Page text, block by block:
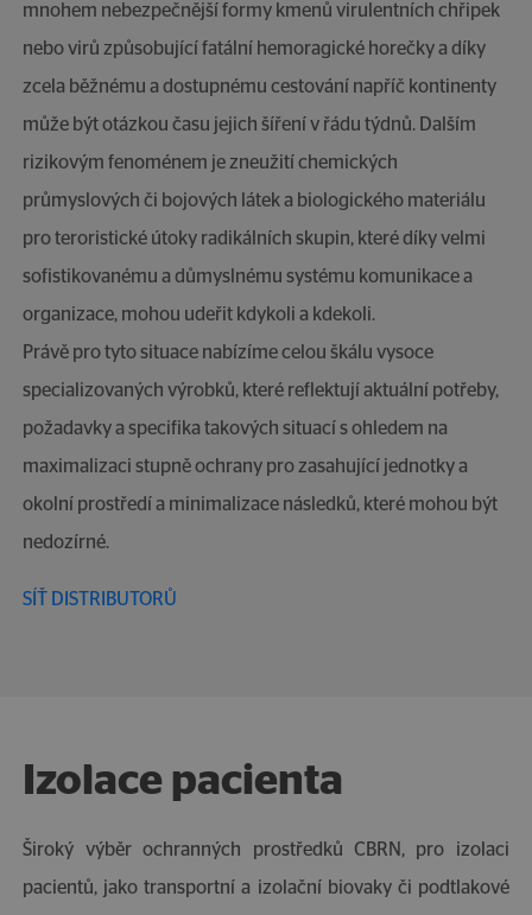
mnohem nebezpečnější formy kmenů virulentních chřipek
nebo virů způsobující fatální hemoragické horečky a díky
zcela běžnému a dostupnému cestování napříč kontinenty
může být otázkou času jejich šíření v řádu týdnů. Dalším
rizikovým fenoménem je zneužití chemických
průmyslových či bojových látek a biologického materiálu
pro teroristické útoky radikálních skupin, které díky velmi
sofistikovanému a důmyslnému systému komunikace a
organizace, mohou udeřit kdykoli a kdekoli.
Právě pro tyto situace nabízíme celou škálu vysoce
specializovaných výrobků, které reflektují aktuální potřeby,
požadavky a specifika takových situací s ohledem na
maximalizaci stupně ochrany pro zasahující jednotky a
okolní prostředí a minimalizace následků, které mohou být
nedozírné.
SÍŤ DISTRIBUTORŮ
Izolace pacienta
Široký výběr ochranných prostředků CBRN, pro izolaci
pacientů, jako transportní a izolační biovaky či podtlakové